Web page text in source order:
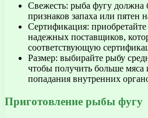
Свежесть: рыба фугу должна
признаков запаха или пятен
Сертификация:
надежных поставщиков,
соответствующую
Размер: выбирайте рыбу
чтобы получить больше
попадания внутренних
Приготовление рыбы фугу